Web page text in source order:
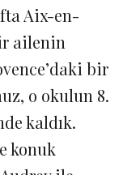
Aix-en-
ailenin
bir
o okulun 8.
kaldık.
konuk